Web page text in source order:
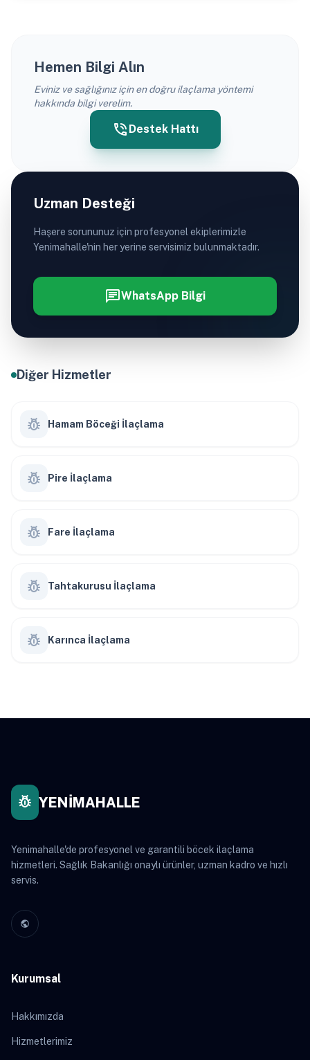
Hemen Bilgi Alın
Eviniz ve sağlığınız için en doğru ilaçlama yöntemi
hakkında bilgi verelim.
phone_in_talk Destek Hattı
Uzman Desteği
Haşere sorununuz için profesyonel ekiplerimizle
Yenimahalle'nin her yerine servisimiz bulunmaktadır.
chatWhatsApp Bilgi
Diğer Hizmetler
pest_control Hamam Böceği İlaçlama
pest_control Pire İlaçlama
pest_control Fare İlaçlama
pest_control Tahtakurusu İlaçlama
pest_control Karınca İlaçlama
pest_control YENİMAHALLE
Yenimahalle'de profesyonel ve garantili böcek ilaçlama
hizmetleri. Sağlık Bakanlığı onaylı ürünler, uzman kadro ve hızlı
servis.
public
Kurumsal
Hakkımızda
Hizmetlerimiz